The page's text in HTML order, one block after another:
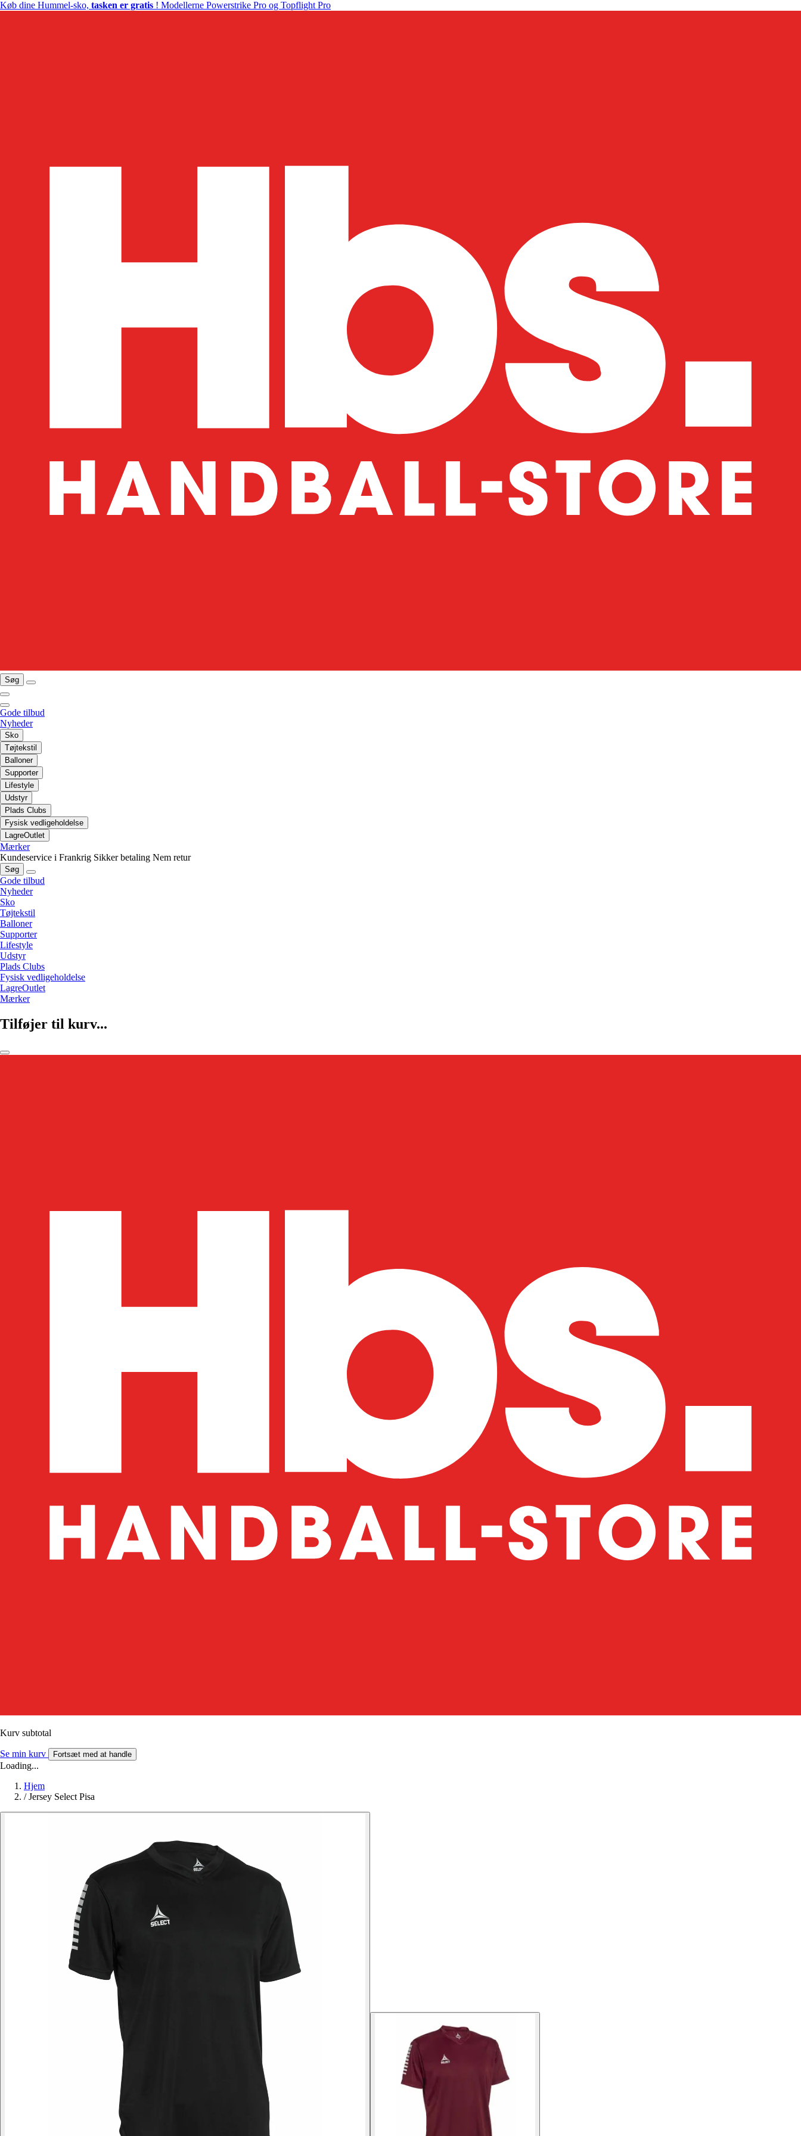
Køb dine Hummel-sko, tasken er gratis ! Modellerne Powerstrike Pro og Topflight Pro
Søg
Gode tilbud
Nyheder
Sko
Tøjtekstil
Balloner
Supporter
Lifestyle
Udstyr
Plads Clubs
Fysisk vedligeholdelse
LagreOutlet
Mærker
Kundeservice i Frankrig Sikker betaling Nem retur
Søg
Gode tilbud
Nyheder
Sko
Tøjtekstil
Balloner
Supporter
Lifestyle
Udstyr
Plads Clubs
Fysisk vedligeholdelse
LagreOutlet
Mærker
Tilføjer til kurv...
Kurv subtotal
Se min kurv Fortsæt med at handle
Loading...
Hjem
/ Jersey Select Pisa